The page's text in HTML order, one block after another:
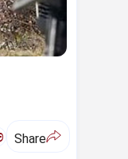
Share